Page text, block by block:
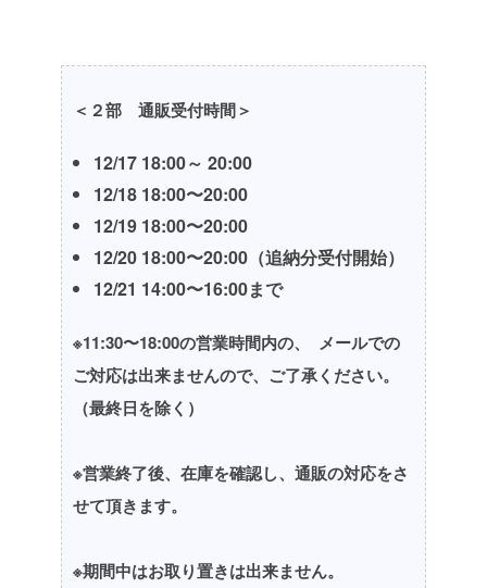
＜２部 通販受付時間＞
12/17 18:00～ 20:00
12/18 18:00〜20:00
12/19 18:00〜20:00
12/20 18:00〜20:00（追納分受付開始）
12/21 14:00〜16:00まで
※11:30〜18:00の営業時間内の、
メールでの
ご対応は出来ませんので、ご了承ください。
（最終日を除く）
※営業終了後、在庫を確認し、通販の対応をさ
せて頂きます。
※期間中はお取り置きは出来ません。